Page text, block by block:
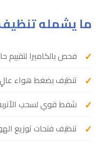
ما يشمله
فحص بالكاميرا لتقييم
تنظيف بضغط هواء عالٍ
شفط قوي لسحب
تنظيف فتحات توزيع